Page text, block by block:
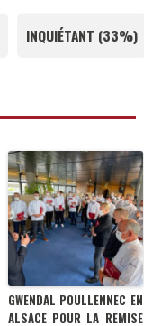
INQUIÉTANT (33%)
GWENDAL POULLENNEC EN
ALSACE POUR LA REMISE